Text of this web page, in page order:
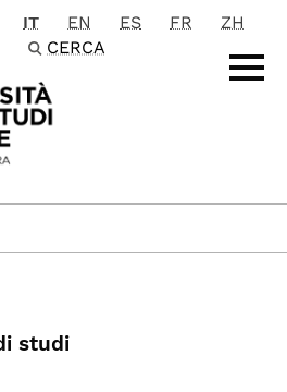
principale
IT EN ES FR
ZH
CERCA
studi